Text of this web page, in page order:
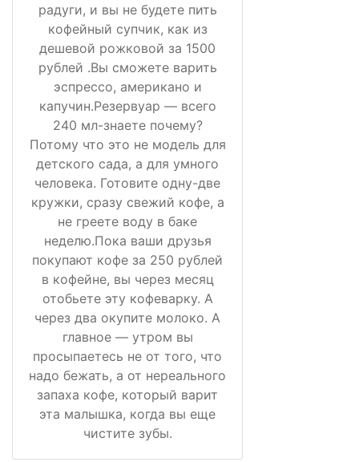
радуги, и вы не будете пить
кофейный супчик, как из
дешевой рожковой за 1500
рублей .Вы сможете варить
эспрессо, американо и
капучин.Резервуар — всего
240 мл-знаете почему?
Потому что это не модель для
детского сада, а для умного
человека. Готовите одну-две
кружки, сразу свежий кофе, а
не греете воду в баке
неделю.Пока ваши друзья
покупают кофе за 250 рублей
в кофейне, вы через месяц
отобьете эту кофеварку. А
через два окупите молоко. А
главное — утром вы
просыпаетесь не от того, что
надо бежать, а от нереального
запаха кофе, который варит
эта малышка, когда вы еще
чистите зубы.